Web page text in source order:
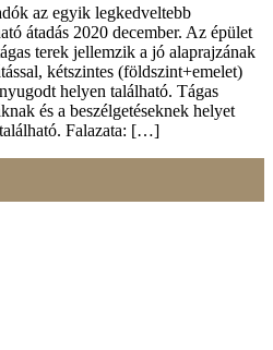
az egyik legkedveltebb
átadás 2020 december. Az épület
terek jellemzik a jó alaprajzának
kétszintes (földszint+emelet)
helyen található. Tágas
és a beszélgetéseknek helyet
Falazata: […]